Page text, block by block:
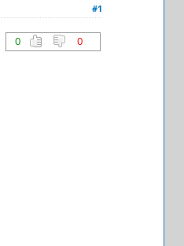
#1
0 0